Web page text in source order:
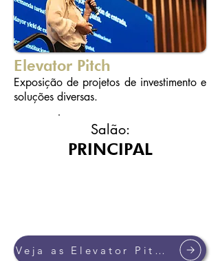
Elevator Pitch
Exposição de projetos de investimento e
soluções diversas.
Salão:
PRINCIPAL
Veja as Elevator Pitchs